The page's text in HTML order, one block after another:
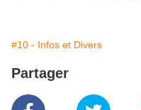
#10 - Infos et Divers
Partager